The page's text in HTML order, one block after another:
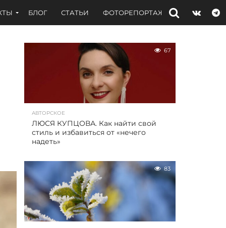
БЛОГ СТАТЬИ ФОТОРЕПОРТАЖИ ИНТЕРВЬЮ
67
АВТОРСКОЕ
ЛЮСЯ КУПЦОВА. Как найти свой
стиль и избавиться от «нечего
надеть»
83